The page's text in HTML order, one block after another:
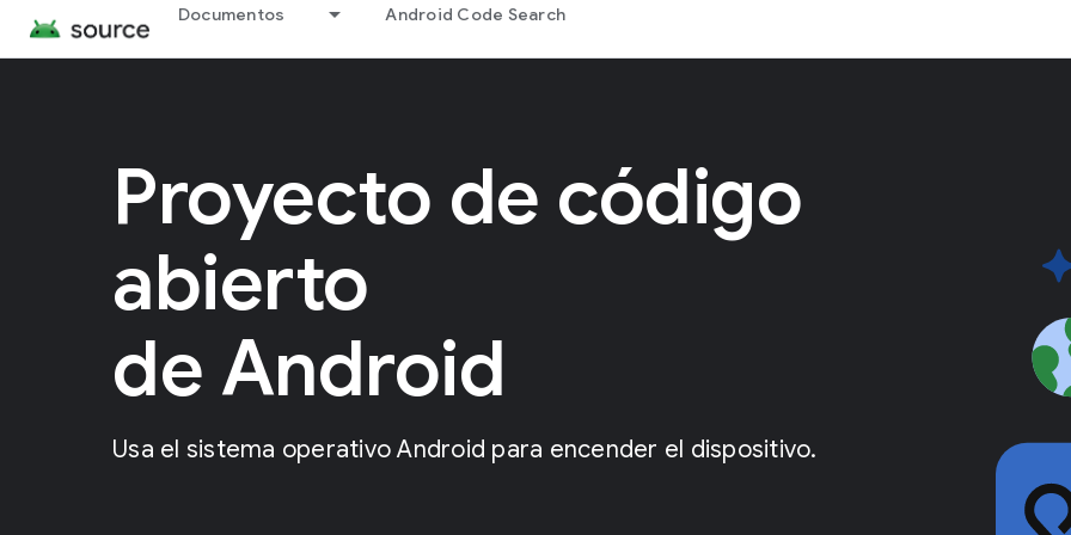
Documentos Android Code Search
Proyecto de código
abierto
de Android
Usa el sistema operativo Android para encender el dispositivo.